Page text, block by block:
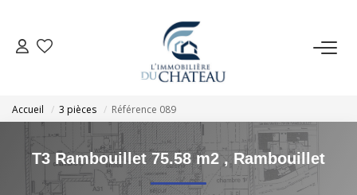
VENTE
LOCATION
GESTION LOCATIVE
Accueil 3 pièces Référence 089
T3 Rambouillet 75.58 m2, Rambouillet